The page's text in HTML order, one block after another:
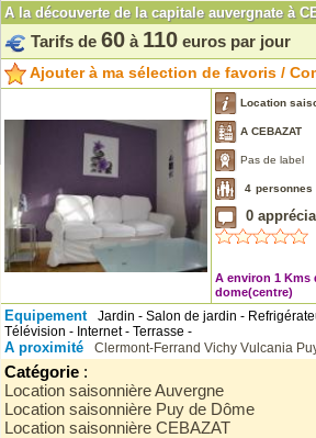
A la découverte de la capitale auvergnate à
Tarifs de 60 à 110 euros par jour
Ajouter à ma sélection de favoris /
Location
A CEBAZAT
Pas de label
4 personnes
0
A environ 1 Kms
dome(centre)
Equipement
Jardin - Salon de jardin -
Télévision - Internet - Terrasse -
A proximité Clermont-Ferrand Vichy Vulcania
Catégorie :
Location saisonnière Auvergne
Location saisonnière Puy de Dôme
Location saisonnière CEBAZAT